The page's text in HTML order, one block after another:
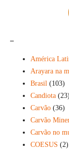
América
Arayara na
Brasil (103)
Candiota (23)
Carvão (36)
Carvão
Carvão no
COESUS (2)